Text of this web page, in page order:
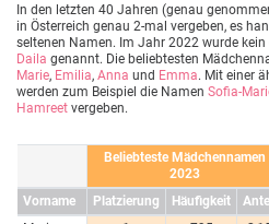
In den letzten 40 Jahren (genau
in Österreich genau 2-mal vergeben, es
seltenen Namen. Im Jahr 2022 wurde
Daila genannt. Die beliebtesten
Marie, Emilia, Anna und Emma. Mit einer
werden zum Beispiel die Namen Sofia-
Hamreet vergeben.
Beliebteste Mädchennamen
2023
Vorname
Platzierung Häufigkeit